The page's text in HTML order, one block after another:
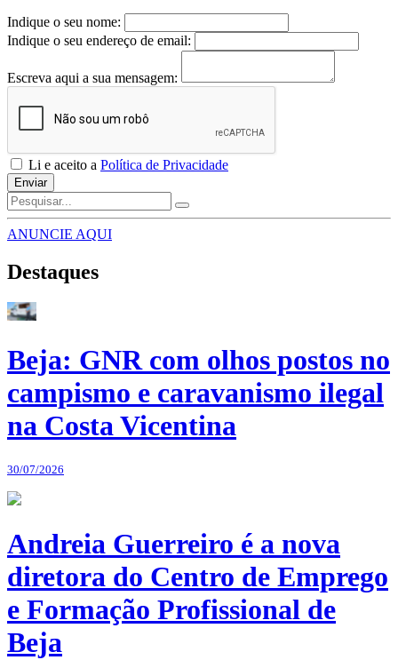
Indique o seu nome:
Indique o seu endereço de email:
Escreva aqui a sua mensagem:
Li e aceito a Política de Privacidade
Enviar
ANUNCIE AQUI
Destaques
Beja: GNR com olhos postos no
campismo e caravanismo ilegal
na Costa Vicentina
30/07/2026
Andreia Guerreiro é a nova
diretora do Centro de Emprego
e Formação Profissional de
Beja